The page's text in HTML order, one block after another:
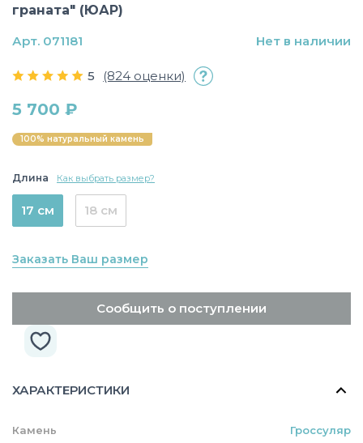
граната" (ЮАР)
5 (824 оценки)
5 700 ₽
100% натуральный камень
Длина Как выбрать размер?
17 см 18 см
Заказать Ваш размер
Сообщить о поступлении
Арт. 071181 Нет в наличии
ХАРАКТЕРИСТИКИ
Камень Гроссуляр